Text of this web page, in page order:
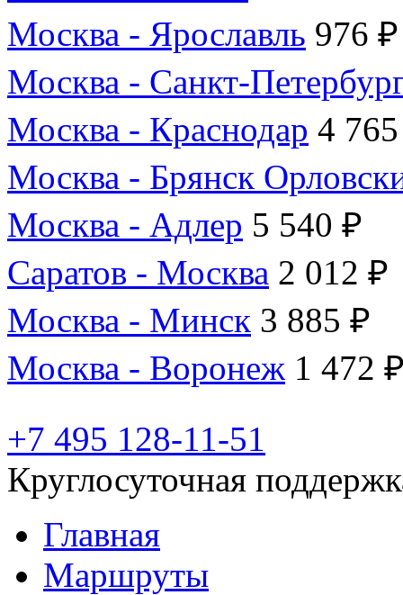
Москва - Ярославль 976 ₽
Москва - Санкт-
Москва - Краснодар 4
Москва - Брянск
Москва - Адлер 5 540 ₽
Саратов - Москва 2 012 ₽
Москва - Минск 3 885 ₽
Москва - Воронеж 1 472
+7 495 128-11-51
Круглосуточная
Главная
Маршруты